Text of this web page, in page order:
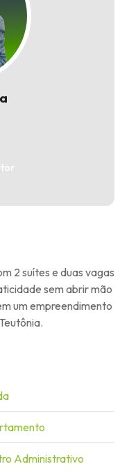
2 suítes e duas vagas
sem abrir mão
um empreendimento
Administrativo